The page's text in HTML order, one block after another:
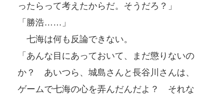
ったらって考えたからだ。そうだろ？」
「勝浩……」
七海は何も反論できない。
「あんな目にあっておいて、まだ懲りないの
か？ あいつら、城島さんと長谷川さんは、
ゲームで七海の心を弄んだんだよ？ それな